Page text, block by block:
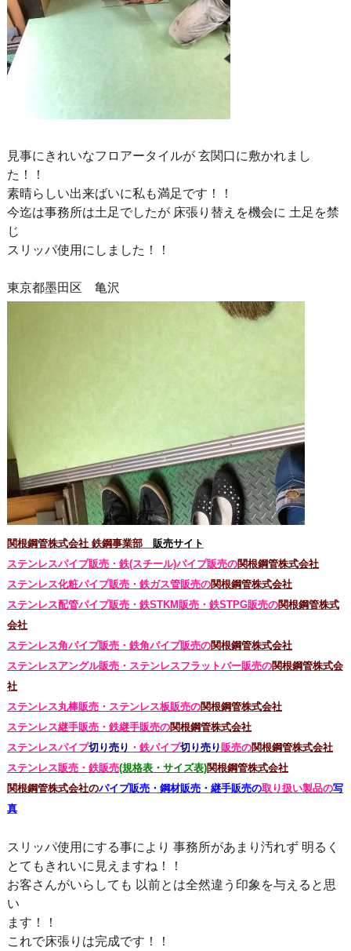
見事にきれいなフロアータイルが 玄関口に敷かれまし
た！！
素晴らしい出来ばいに私も満足です！！
今迄は事務所は土足でしたが 床張り替えを機会に 土足を禁
じ
スリッパ使用にしました！！
東京都墨田区 亀沢
関根鋼管株式会社 鉄鋼事業部 販売サイト
ステンレスパイプ販売・鉄(スチール)パイプ販売の関根鋼管株式会社
ステンレス化粧パイプ販売・鉄ガス管販売の関根鋼管株式会社
ステンレス配管パイプ販売・鉄STKM販売・鉄STPG販売の関根鋼管株式
会社
ステンレス角パイプ販売・鉄角パイプ販売の関根鋼管株式会社
ステンレスアングル販売・ ステンレスフラットバー販売の関根鋼管株式会
社
ステンレス丸棒販売・ ステンレス板販売の関根鋼管株式会社
ステンレス継手販売・鉄継手販売の関根鋼管株式会社
ステンレスパイプ切り売り ・鉄パイプ切り売り 販売の関根鋼管株式会社
ステンレス販売・鉄販売(規格表・サイズ表)関根鋼管株式会社
関根鋼管株式会社のパイプ販売・鋼材販売・継手販売の取り扱い製品の写
真
スリッパ使用にする事により 事務所があまり汚れず 明るく
とてもきれいに見えますね！！
お客さんがいらしても 以前とは全然違う印象を与えると思
い
ます！！
これで床張りは完成です！！